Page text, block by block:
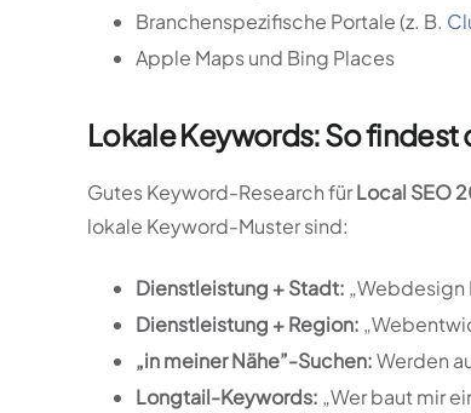
Branchenspezifische Portale (z. B.
Apple Maps und Bing Places
Lokale Keywords: So
Gutes Keyword-Research fürLocal SEO
lokale Keyword-Muster sind:
Dienstleistung + Stadt: „Webdesign
Dienstleistung + Region:
„in meiner Nähe”-Suchen:Werden
Longtail-Keywords: „Wer baut mir